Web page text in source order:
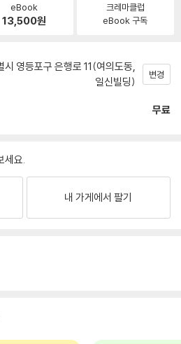
eBook
13,500원
크레마클럽
eBook 구독
시 영등포구 은행로 11(여의도동,
일신빌딩)
변경
무료
세요.
내 가게에서 팔기